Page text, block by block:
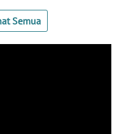
Semua